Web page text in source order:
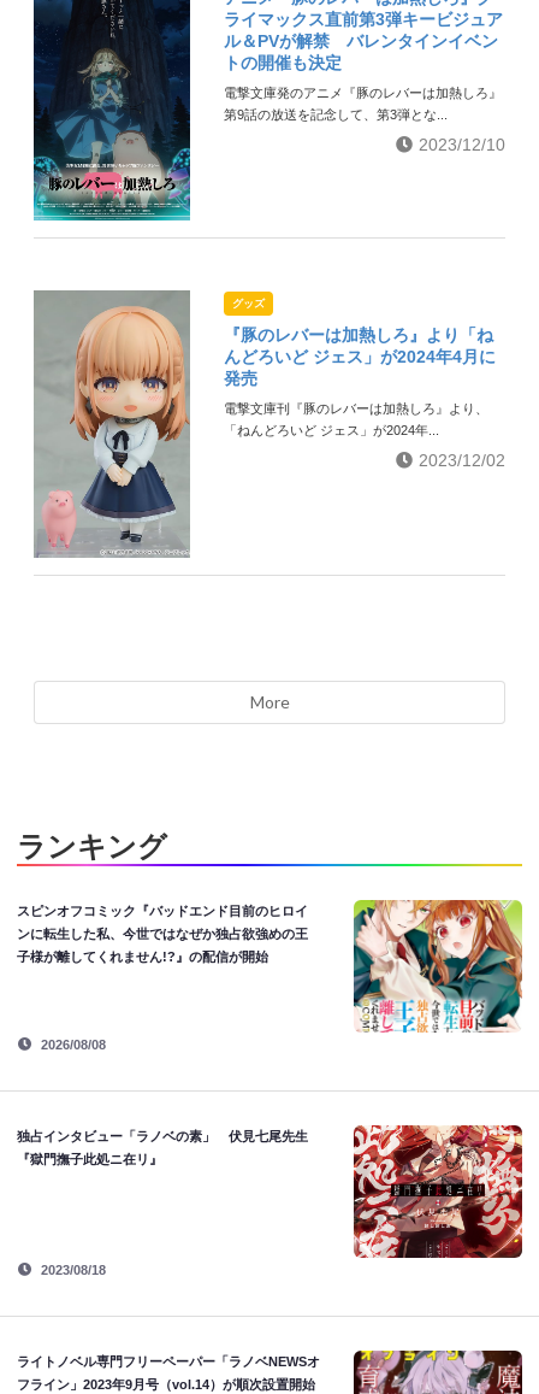
ライマックス直前第3弾キービジュア
ル＆PVが解禁 バレンタインイベン
トの開催も決定
電撃文庫発のアニメ『豚のレバーは加熱しろ』
第9話の放送を記念して、第3弾とな...
2023/12/10
グッズ
『豚のレバーは加熱しろ』より「ね
んどろいど ジェス」が2024年4月に
発売
電撃文庫刊『豚のレバーは加熱しろ』より、
「ねんどろいど ジェス」が2024年...
2023/12/02
More
ランキング
スピンオフコミック『バッドエンド目前のヒロイ
ンに転生した私、今世ではなぜか独占欲強めの王
子様が離してくれません!?』の配信が開始
2026/08/08
独占インタビュー「ラノベの素」 伏見七尾先生
『獄門撫子此処ニ在リ』
2023/08/18
ライトノベル専門フリーペーパー「ラノベNEWSオ
フライン」2023年9月号（vol.14）が順次設置開始